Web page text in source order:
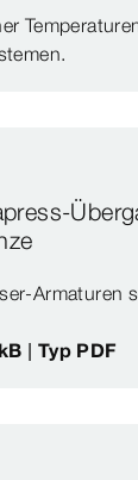
Armaturen
| Typ PDF